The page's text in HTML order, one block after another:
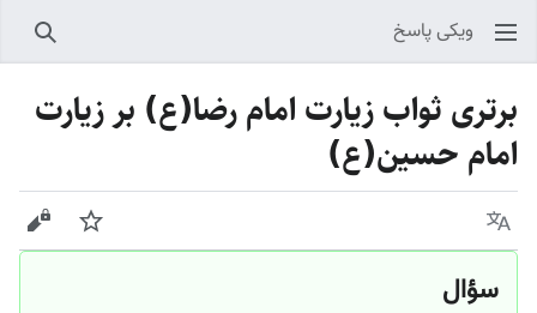
ویکی پاسخ
برتری ثواب زیارت امام رضا(ع) بر زیارت
امام حسین(ع)
زبان پیگیری
سؤال